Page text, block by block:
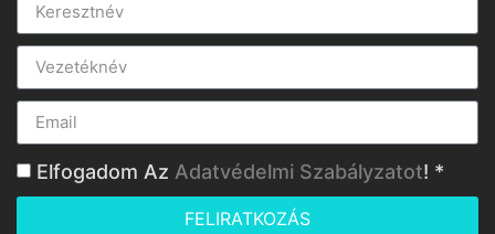
Elfogadom Az Adatvédelmi Szabályzatot! *
FELIRATKOZÁS